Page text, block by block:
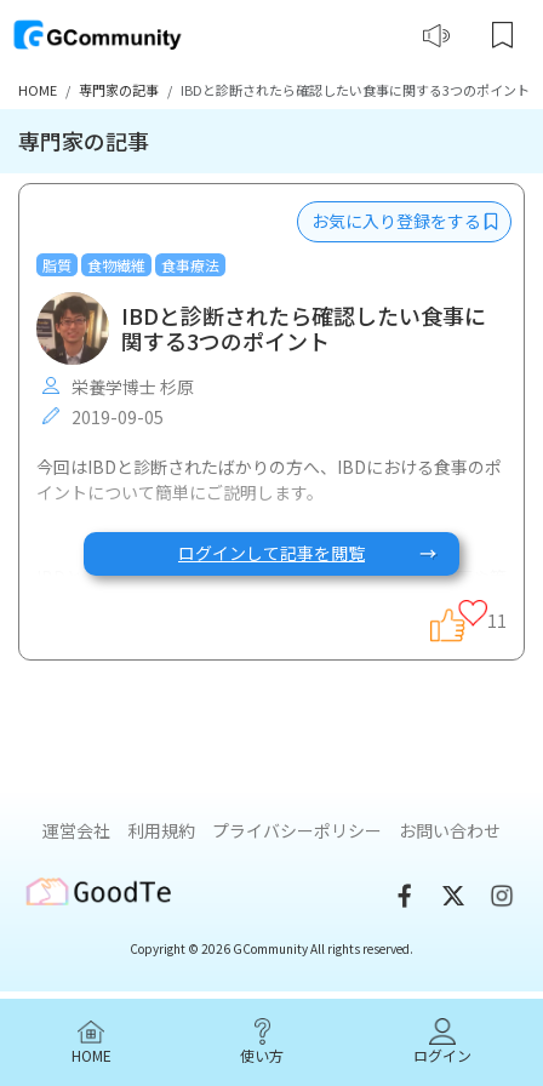
HOME 専門家の記事 IBDと診断されたら確認したい食事に関する3つのポイント
専門家の記事
脂質 食物繊維 食事療法
お気に入り登録をする
IBDと診断されたら確認したい食事に
関する3つのポイント
栄養学博士 杉原
2019-09-05
今回はIBDと診断されたばかりの方へ、IBDにおける食事のポ
イントについて簡単にご説明します。
IBDと診断されたばかりの患者さんの中には、急に担当医や管
理栄養士から食事制限が必要といわれ困惑されている方も多
1. 自分の食生活を見直してみる
ことが明らかにされています。
特に食事の欧米化による肉類や加工食品、ファストフードの
摂取増加、また野菜や果物の摂取低下がIBD発症に関与するこ
ログインして記事を閲覧
11
HOME 使い方 ログイン
運営会社 利用規約 プライバシーポリシー お問い合わせ
GoodTe
Copyright © 2026 GCommunity All rights reserved.